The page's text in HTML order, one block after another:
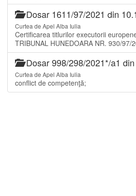
Dosar 1611/97/2021 din
Curtea de Apel Alba Iulia
Certificarea titlurilor executorii
TRIBUNAL HUNEDOARA NR. 930/97/
Dosar 998/298/2021*/a1
Curtea de Apel Alba Iulia
conflict de competenţă;